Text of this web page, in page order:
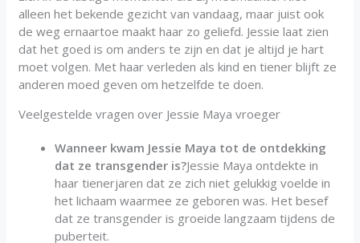
alleen het bekende gezicht van vandaag, maar juist ook
de weg ernaartoe maakt haar zo geliefd. Jessie laat zien
dat het goed is om anders te zijn en dat je altijd je hart
moet volgen. Met haar verleden als kind en tiener blijft ze
anderen moed geven om hetzelfde te doen.
Veelgestelde vragen over Jessie Maya vroeger
Wanneer kwam Jessie Maya tot de ontdekking
dat ze transgender is?Jessie Maya ontdekte in
haar tienerjaren dat ze zich niet gelukkig voelde in
het lichaam waarmee ze geboren was. Het besef
dat ze transgender is groeide langzaam tijdens de
puberteit.